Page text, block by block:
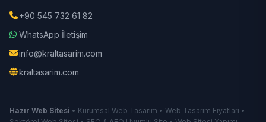
+90 545 732 61 82
WhatsApp İletişim
info@kraltasarim.com
kraltasarim.com
Hazır Web Sitesi • Kurumsal Web Tasarım • Web Tasarım Fiyatları •